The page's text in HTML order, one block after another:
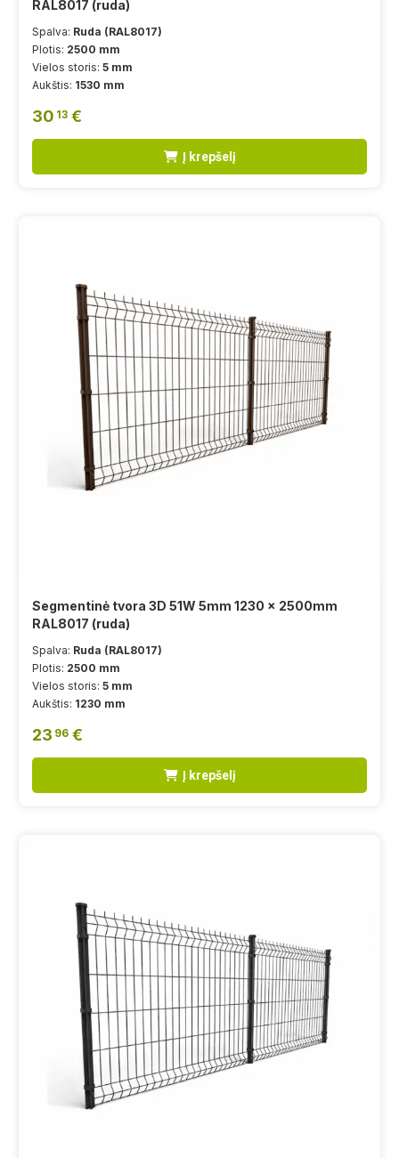
RAL8017 (ruda)
Spalva: Ruda (RAL8017)
Plotis: 2500 mm
Vielos storis: 5 mm
Aukštis: 1530 mm
30 13 €
Į krepšelį
Segmentinė tvora 3D 51W 5mm 1230 x 2500mm
RAL8017 (ruda)
Spalva: Ruda (RAL8017)
Plotis: 2500 mm
Vielos storis: 5 mm
Aukštis: 1230 mm
23 96 €
Į krepšelį